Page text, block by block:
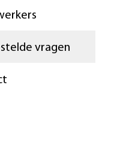
vragen